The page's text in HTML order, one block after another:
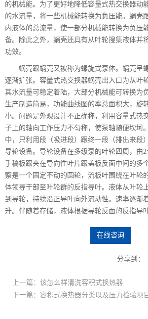
的机械能。为了更好地降低容量式热交换器动
的水流量，将一些机械能转换为负压能。蜗壳
内液体的总流量，使一部分机械能转换为负压
备。除此之外，蜗壳还具有从叶轮搜集液体并
功效。
蜗壳跟蜗壳又被称为螺旋式泵体。蜗壳呈
逐渐扩张。容量式热交换器蜗壳出入口为从叶
其水流量可稳定着陆，大部分机械能可转换为
生产制造简易，功能曲线图的率总面积大，旋
小。问题是外观设计不正确称，利用容量式热
子上的轴向工作压力不匀称，使泵轴随便坎坷
中，只利用段（吸进段）跟终一段（排出来段
导轮设备。导轮设备在多级泵的叶轮四周，由
手稿板跟夹在导向性叶片跟盖板反面中间的多
察是一个固定不动的圆轮，流板叶围绕在叶轮
体领导干部至叶轮群的反指导叶。液体从叶轮
到导轮，持续沿正导叶向外流动性。速率逐渐
升。伴随着存储，液体根据导轮反面的反指导
在线咨询
分享到：
上一篇：该怎么样清洗容积式换热器
下一篇：容积式换热器分类以及压力检验项